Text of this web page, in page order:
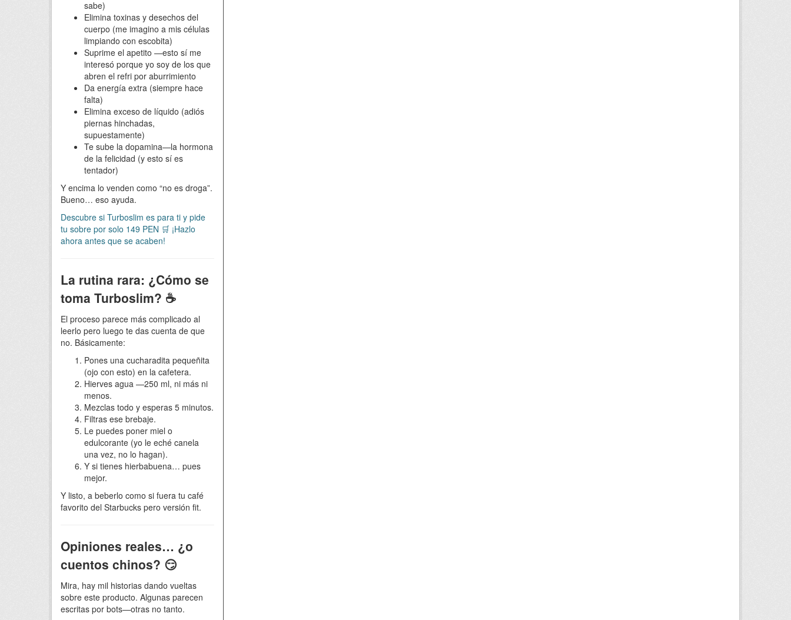
sabe)
Elimina toxinas y desechos del
cuerpo (me imagino a mis células
limpiando con escobita)
Suprime el apetito —esto sí me
interesó porque yo soy de los que
abren el refri por aburrimiento
Da energía extra (siempre hace
falta)
Elimina exceso de líquido (adiós
piernas hinchadas,
supuestamente)
Te sube la dopamina—la hormona
de la felicidad (y esto sí es
tentador)
Y encima lo venden como “no es droga”.
Bueno… eso ayuda.
Descubre si Turboslim es para ti y pide
tu sobre por solo 149 PEN 🛒 ¡Hazlo
ahora antes que se acaben!
La rutina rara: ¿Cómo se
toma Turboslim? ☕️
El proceso parece más complicado al
leerlo pero luego te das cuenta de que
no. Básicamente:
Pones una cucharadita pequeñita
(ojo con esto) en la cafetera.
Hierves agua —250 ml, ni más ni
menos.
Mezclas todo y esperas 5 minutos.
Filtras ese brebaje.
Le puedes poner miel o
edulcorante (yo le eché canela
una vez, no lo hagan).
Y si tienes hierbabuena… pues
mejor.
Y listo, a beberlo como si fuera tu café
favorito del Starbucks pero versión fit.
Opiniones reales… ¿o
cuentos chinos? 😏
Mira, hay mil historias dando vueltas
sobre este producto. Algunas parecen
escritas por bots—otras no tanto.